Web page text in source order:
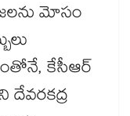
మోసం
కేసీఆర్​